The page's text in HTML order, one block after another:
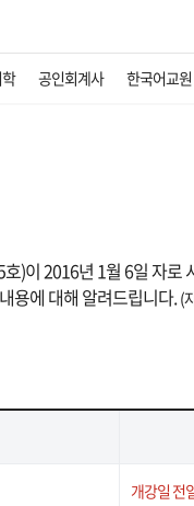
공인회계사 한국어교원
)이 2016년 1월 6일 자로
용에 대해 알려드립니다.(
개강일 전